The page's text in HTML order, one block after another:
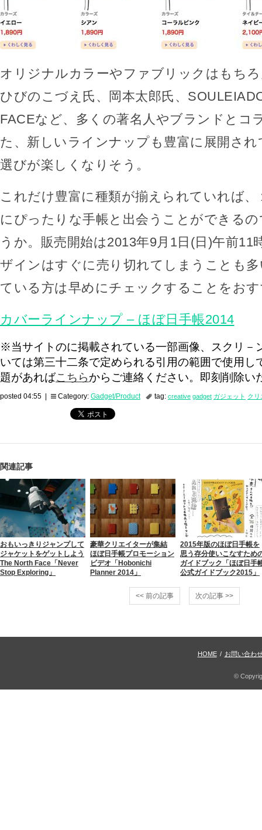
オリジナルカラーやファブリックはもち
ひびのこづえ氏、岡本太郎氏、
FACEなど、多くの著名人やブランドとコ
た、新しいラインナップも豊富に展開さ
選びが楽しくなりそう。
これだけ豊富に種類が揃えられていれば
にぴったりな手帳と出会うことができる
うか。販売開始は2013年9月1日(日)午前11
ザインはすぐに売り切れてしまうことも
ている方は早めにチェックすることをお
カバーラインナップ – ほぼ日手帳2014
※当サイトのに掲載されている一部画像、スクリ－
いては第三十二条で定められる引用の範囲で使用し
題があればこちらからご連絡ください。即刻削除い
posted 04:55 | Category: Gadget/Product tag: creative gadget ガジェット クリ
関連記事
おもいっきりジャンプして
ジャケットをゲットしよう
The North Face「Never
Stop Exploring」
豪華クリエイターが集結
ほぼ日手帳プロモーション
ビデオ「Hobonichi
Planner 2014」
2015年版のほぼ日手帳を
思う存分使いこなすため
ガイドブック「ほぼ日手
公式ガイドブック2015」
<< 前の記事 次の記事 >>
HOME / お問い合わ
©